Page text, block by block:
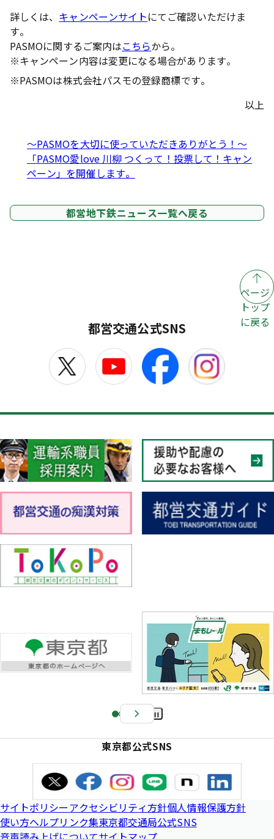
詳しくは、 キャンペーンサイトにてご確認いただけま
す。
PASMOに関するご案内はこちらから。
※キャンペーン内容は変更になる場合があります。
※PASMOは株式会社パスモの登録商標です。
以上
～PASMOを大切に使っていただきありがとう！～
「PASMO愛love 川柳 つくって！投票して！キャン
ペーン」を開催します。
都営地下鉄ニュース一覧へ戻る
ページ
トップ
に戻る
都営交通公式SNS
Pa
e
東京都公式SNS
サイトポリシーアクセシビリティ方針個人情報保護方針
使い方ヘルプリンク集東京都交通局公式SNS